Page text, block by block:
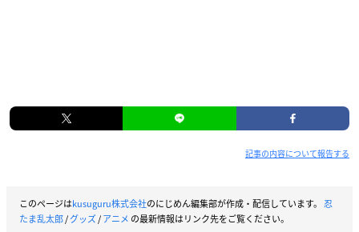
記事の内容について報告する
このページはkusuguru株式会社のにじめん編集部が作成・配信しています。 忍
たま乱太郎/グッズ/アニメ の最新情報はリンク先をご覧ください。